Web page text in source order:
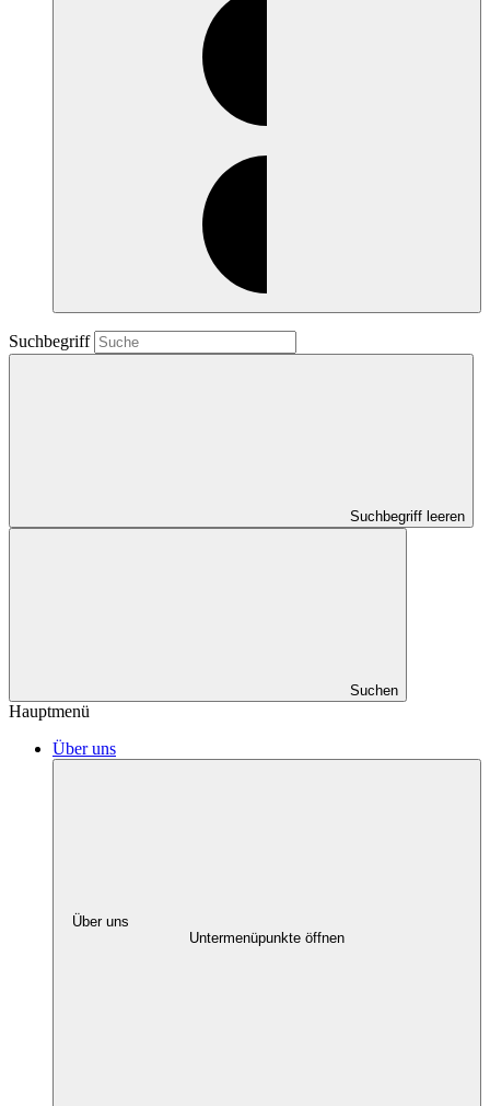
Suchbegriff
Suchbegriff leeren
Suchen
Hauptmenü
Über uns
Über uns
Untermenüpunkte öffnen